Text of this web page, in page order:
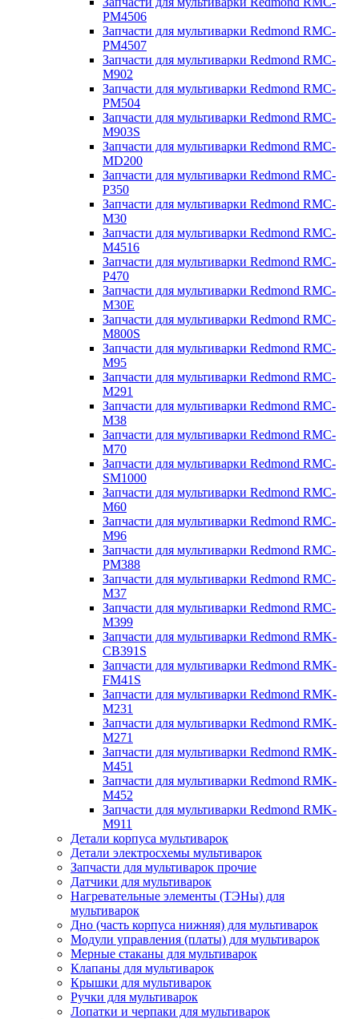
PM4506
Запчасти для мультиварки Redmond RMC-
PM4507
Запчасти для мультиварки Redmond RMC-
M902
Запчасти для мультиварки Redmond RMC-
PM504
Запчасти для мультиварки Redmond RMC-
M903S
Запчасти для мультиварки Redmond RMC-
MD200
Запчасти для мультиварки Redmond RMC-
P350
Запчасти для мультиварки Redmond RMC-
M30
Запчасти для мультиварки Redmond RMC-
M4516
Запчасти для мультиварки Redmond RMC-
P470
Запчасти для мультиварки Redmond RMC-
M30E
Запчасти для мультиварки Redmond RMC-
M800S
Запчасти для мультиварки Redmond RMC-
M95
Запчасти для мультиварки Redmond RMC-
M291
Запчасти для мультиварки Redmond RMC-
M38
Запчасти для мультиварки Redmond RMC-
M70
Запчасти для мультиварки Redmond RMC-
SM1000
Запчасти для мультиварки Redmond RMC-
M60
Запчасти для мультиварки Redmond RMC-
M96
Запчасти для мультиварки Redmond RMC-
PM388
Запчасти для мультиварки Redmond RMC-
M37
Запчасти для мультиварки Redmond RMC-
M399
Запчасти для мультиварки Redmond RMK-
CB391S
Запчасти для мультиварки Redmond RMK-
FM41S
Запчасти для мультиварки Redmond RMK-
M231
Запчасти для мультиварки Redmond RMK-
M271
Запчасти для мультиварки Redmond RMK-
M451
Запчасти для мультиварки Redmond RMK-
M452
Запчасти для мультиварки Redmond RMK-
M911
Детали корпуса мультиварок
Детали электросхемы мультиварок
Запчасти для мультиварок прочие
Датчики для мультиварок
Нагревательные элементы (ТЭНы) для
мультиварок
Дно (часть корпуса нижняя) для мультиварок
Модули управления (платы) для мультиварок
Мерные стаканы для мультиварок
Клапаны для мультиварок
Крышки для мультиварок
Ручки для мультиварок
Лопатки и черпаки для мультиварок